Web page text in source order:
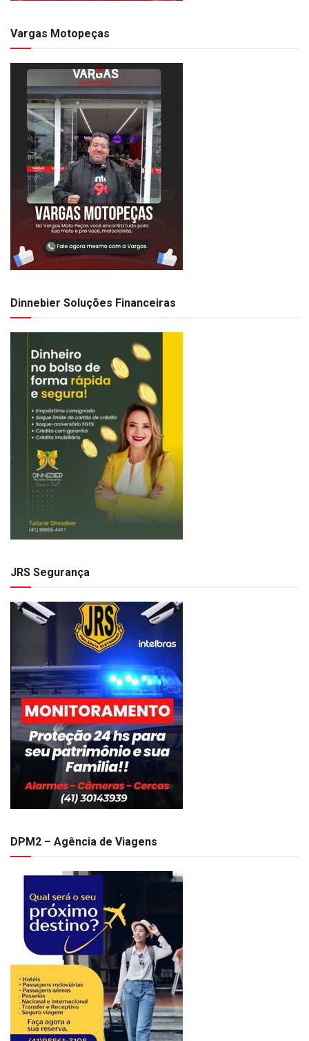
Vargas Motopeças
Dinnebier Soluções Financeiras
JRS Segurança
DPM2 – Agência de Viagens